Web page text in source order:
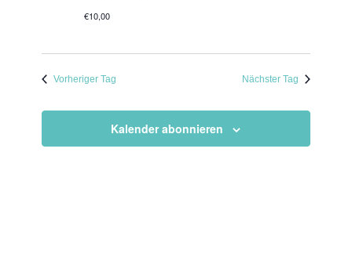
€10,00
Vorheriger Tag Nächster Tag
Kalender abonnieren